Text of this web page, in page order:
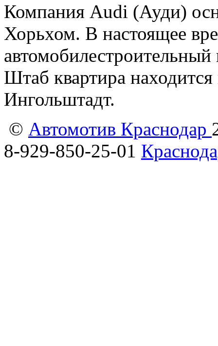
Компания Audi (Ауди)
Хорьхом. В настоящее
Штаб квартира
Ингольштадт.
© Автомотив Краснодар
8-929-850-25-01